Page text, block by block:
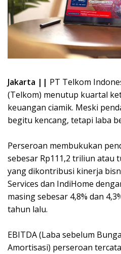
Jakarta || PT Telkom
(Telkom) menutup kuartal
keuangan ciamik. Meski
begitu kencang, tetapi laba
Perseroan membukukan
sebesar Rp111,2 triliun atau
yang dikontribusi kinerja
Services dan IndiHome
masing sebesar 4,8% dan
tahun lalu.
EBITDA (Laba sebelum
Amortisasi) perseroan